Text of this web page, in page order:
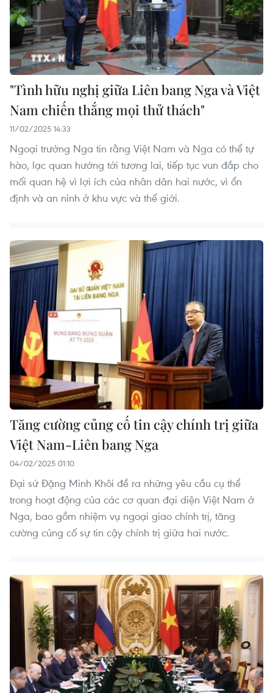
"Tình hữu nghị giữa Liên bang Nga và Việt
Nam chiến thắng mọi thử thách"
11/02/2025 14:33
Ngoại trưởng Nga tin rằng Việt Nam và Nga có thể tự
hào, lạc quan hướng tới tương lai, tiếp tục vun đắp cho
mối quan hệ vì lợi ích của nhân dân hai nước, vì ổn
định và an ninh ở khu vực và thế giới.
Tăng cường củng cố tin cậy chính trị giữa
Việt Nam-Liên bang Nga
04/02/2025 01:10
Đại sứ Đặng Minh Khôi đề ra những yêu cầu cụ thể
trong hoạt động của các cơ quan đại diện Việt Nam ở
Nga, bao gồm nhiệm vụ ngoại giao chính trị, tăng
cường củng cố sự tin cậy chính trị giữa hai nước.